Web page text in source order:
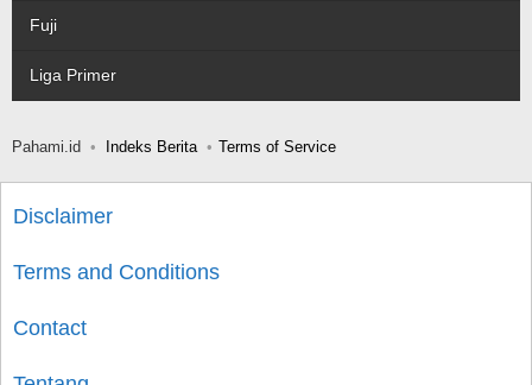
Fuji
Liga Primer
Pahami.id Indeks Berita Terms of Service
Disclaimer
Terms and Conditions
Contact